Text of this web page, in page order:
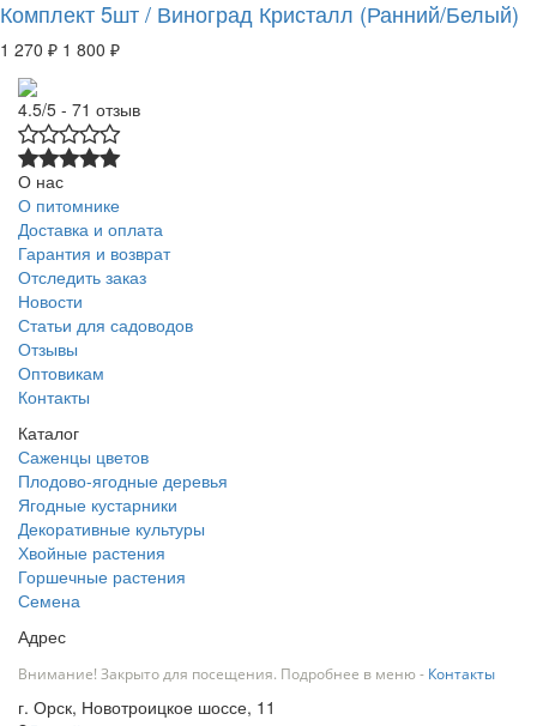
Комплект 5шт / Виноград Кристалл (Ранний/Белый)
1 270 ₽ 1 800 ₽
4.5/5 - 71 отзыв
О нас
О питомнике
Доставка и оплата
Гарантия и возврат
Отследить заказ
Новости
Статьи для садоводов
Отзывы
Оптовикам
Контакты
Каталог
Саженцы цветов
Плодово-ягодные деревья
Ягодные кустарники
Декоративные культуры
Хвойные растения
Горшечные растения
Семена
Адрес
Внимание! Закрыто для посещения. Подробнее в меню - Контакты
г. Орск, Новотроицкое шоссе, 11